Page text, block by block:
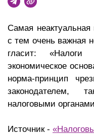
Самая
с тем очень
гласит:
экономическое
норма-принцип
законодателем,
налоговыми
Источник -